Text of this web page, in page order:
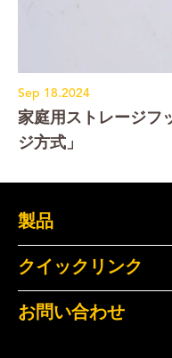
Sep 18.2024
家庭用ストレージフ
ジ方式」
製品
クイックリンク
お問い合わせ